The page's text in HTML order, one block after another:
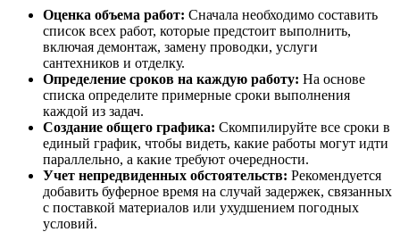
Оценка объема работ: Сначала необходимо составить
список всех работ, которые предстоит выполнить,
включая демонтаж, замену проводки, услуги
сантехников и отделку.
Определение сроков на каждую работу: На основе
списка определите примерные сроки выполнения
каждой из задач.
Создание общего графика: Скомпилируйте все сроки в
единый график, чтобы видеть, какие работы могут идти
параллельно, а какие требуют очередности.
Учет непредвиденных обстоятельств: Рекомендуется
добавить буферное время на случай задержек, связанных
с поставкой материалов или ухудшением погодных
условий.